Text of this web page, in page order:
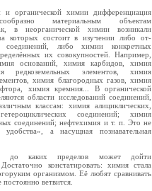
и органической химии дифференциация
материальным объектам
в неорганической химии возникали
которых состоит в изучении либо от­
соединений, либо химии конкретных
их совокупностей. Например,
основа­ний, химия карбидов, химия
редкоземельных элемен­тов, химия
химия благородных газов, химия
химия кремния... В органической
области исследований соеди­нений,
классам: химия алициклических,
со­единений; химия
соединений; нефтехимия и т. п. Это не
удобст­ва», а насущная познаватель­ная
до ка­ких пределов может дой­ти
констатировать: химия стала
ор­ганизмом. Её любят сравнивать
ветвится.